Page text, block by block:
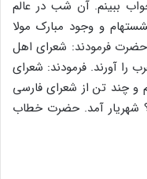
ببینم. آن شب در عالم
و وجود مبارک مولا
حضرت فرمودند: شعراى اهل
را آورند. فرمودند: شعراى
و چند تن از شعراى فارسى
شهریار آمد. حضرت خطاب